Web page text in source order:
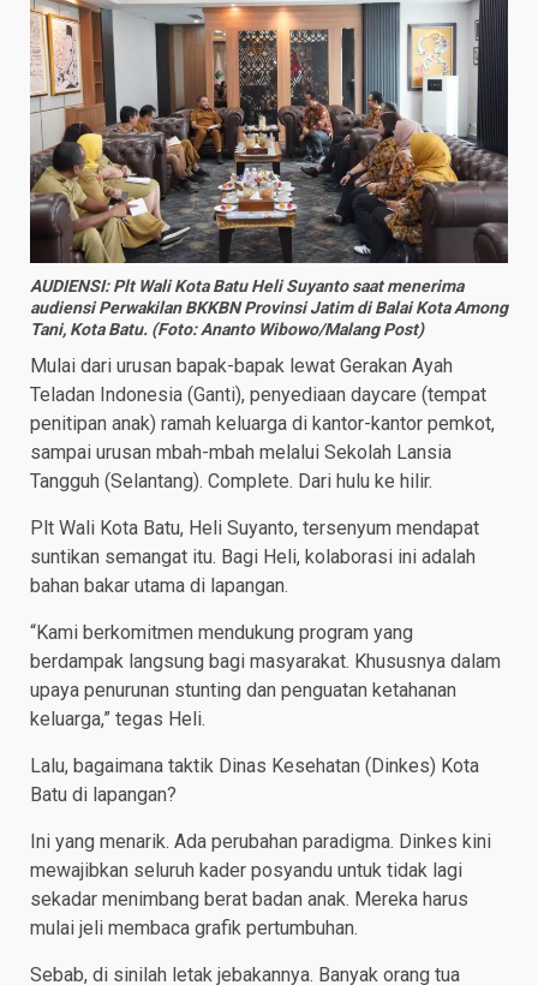
AUDIENSI: Plt Wali Kota Batu Heli Suyanto saat menerima
audiensi Perwakilan BKKBN Provinsi Jatim di Balai Kota Among
Tani, Kota Batu. (Foto: Ananto Wibowo/Malang Post)
Mulai dari urusan bapak-bapak lewat Gerakan Ayah
Teladan Indonesia (Ganti), penyediaan daycare (tempat
penitipan anak) ramah keluarga di kantor-kantor pemkot,
sampai urusan mbah-mbah melalui Sekolah Lansia
Tangguh (Selantang). Complete. Dari hulu ke hilir.
Plt Wali Kota Batu, Heli Suyanto, tersenyum mendapat
suntikan semangat itu. Bagi Heli, kolaborasi ini adalah
bahan bakar utama di lapangan.
“Kami berkomitmen mendukung program yang
berdampak langsung bagi masyarakat. Khususnya dalam
upaya penurunan stunting dan penguatan ketahanan
keluarga,” tegas Heli.
Lalu, bagaimana taktik Dinas Kesehatan (Dinkes) Kota
Batu di lapangan?
Ini yang menarik. Ada perubahan paradigma. Dinkes kini
mewajibkan seluruh kader posyandu untuk tidak lagi
sekadar menimbang berat badan anak. Mereka harus
mulai jeli membaca grafik pertumbuhan.
Sebab, di sinilah letak jebakannya. Banyak orang tua